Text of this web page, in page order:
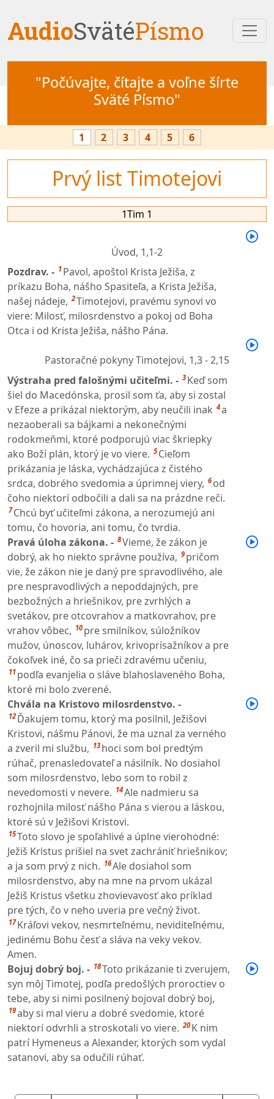
AudioSvätéPísmo
"Počúvajte, čítajte a voľne šírte
Sväté Písmo"
1 2 3 4 5 6
Prvý list Timotejovi
1Tim 1
Úvod, 1,1-2
Pozdrav. - 1 Pavol, apoštol Krista Ježiša, z
príkazu Boha, nášho Spasiteľa, a Krista Ježiša,
našej nádeje, 2Timotejovi, pravému synovi vo
viere: Milosť, milosrdenstvo a pokoj od Boha
Otca i od Krista Ježiša, nášho Pána.
Pastoračné pokyny Timotejovi, 1,3 - 2,15
Výstraha pred falošnými učiteľmi. - 3 Keď som
šiel do Macedónska, prosil som ťa, aby si zostal
v Efeze a prikázal niektorým, aby neučili inak 4a
nezaoberali sa bájkami a nekonečnými
rodokmeňmi, ktoré podporujú viac škriepky
ako Boží plán, ktorý je vo viere. 5 Cieľom
prikázania je láska, vychádzajúca z čistého
srdca, dobrého svedomia a úprimnej viery, 6 od
čoho niektorí odbočili a dali sa na prázdne reči.
7 Chcú byť učiteľmi zákona, a nerozumejú ani
tomu, čo hovoria, ani tomu, čo tvrdia.
Pravá úloha zákona. - 8Vieme, že zákon je
dobrý, ak ho niekto správne používa, 9 pričom
vie, že zákon nie je daný pre spravodlivého, ale
pre nespravodlivých a nepoddajných, pre
bezbožných a hriešnikov, pre zvrhlých a
svetákov, pre otcovrahov a matkovrahov, pre
vrahov vôbec, 10 pre smilníkov, súložníkov
mužov, únoscov, luhárov, krivoprísažníkov a pre
čokoľvek iné, čo sa prieči zdravému učeniu,
11 podľa evanjelia o sláve blahoslaveného Boha,
ktoré mi bolo zverené.
Chvála na Kristovo milosrdenstvo. -
12 Ďakujem tomu, ktorý ma posilnil, Ježišovi
Kristovi, nášmu Pánovi, že ma uznal za verného
a zveril mi službu, 13 hoci som bol predtým
rúhač, prenasledovateľ a násilník. No dosiahol
som milosrdenstvo, lebo som to robil z
nevedomosti v nevere. 14Ale nadmieru sa
rozhojnila milosť nášho Pána s vierou a láskou,
ktoré sú v Ježišovi Kristovi.
15Toto slovo je spoľahlivé a úplne vierohodné:
Ježiš Kristus prišiel na svet zachrániť hriešnikov;
a ja som prvý z nich. 16Ale dosiahol som
milosrdenstvo, aby na mne na prvom ukázal
Ježiš Kristus všetku zhovievavosť ako príklad
pre tých, čo v neho uveria pre večný život.
17 Kráľovi vekov, nesmrteľnému, neviditeľnému,
jedinému Bohu česť a sláva na veky vekov.
Amen.
Bojuj dobrý boj. - 18Toto prikázanie ti zverujem,
syn môj Timotej, podľa predošlých proroctiev o
tebe, aby si nimi posilnený bojoval dobrý boj,
19aby si mal vieru a dobré svedomie, ktoré
niektorí odvrhli a stroskotali vo viere. 20 K nim
patrí Hymeneus a Alexander, ktorých som vydal
satanovi, aby sa odučili rúhať.